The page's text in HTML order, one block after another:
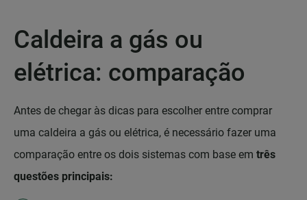
Caldeira a gás ou
elétrica: comparação
Antes de chegar às dicas para escolher entre comprar
uma caldeira a gás ou elétrica, é necessário fazer uma
comparação entre os dois sistemas com base em três
questões principais: